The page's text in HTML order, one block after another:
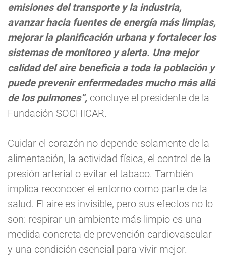
emisiones del transporte y la industria,
avanzar hacia fuentes de energía más limpias,
mejorar la planificación urbana y fortalecer los
sistemas de monitoreo y alerta. Una mejor
calidad del aire beneficia a toda la población y
puede prevenir enfermedades mucho más allá
de los pulmones”, concluye el presidente de la
Fundación SOCHICAR.
Cuidar el corazón no depende solamente de la
alimentación, la actividad física, el control de la
presión arterial o evitar el tabaco. También
implica reconocer el entorno como parte de la
salud. El aire es invisible, pero sus efectos no lo
son: respirar un ambiente más limpio es una
medida concreta de prevención cardiovascular
y una condición esencial para vivir mejor.